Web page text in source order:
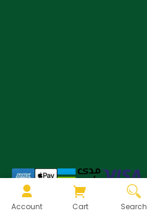
Search
Cart
Account